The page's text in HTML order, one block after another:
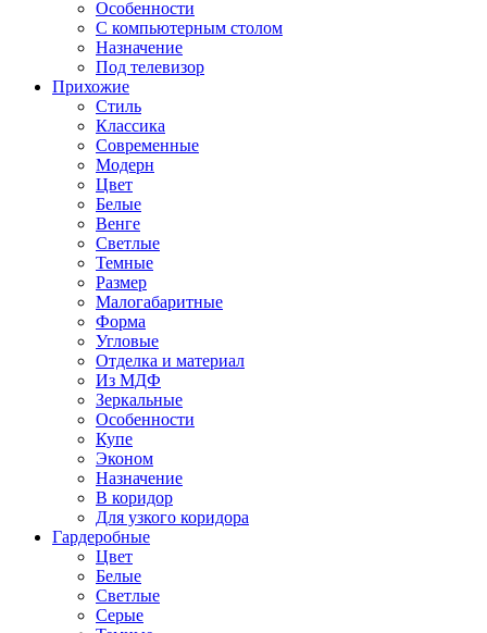
Особенности
С компьютерным столом
Назначение
Под телевизор
Прихожие
Стиль
Классика
Современные
Модерн
Цвет
Белые
Венге
Светлые
Темные
Размер
Малогабаритные
Форма
Угловые
Отделка и материал
Из МДФ
Зеркальные
Особенности
Купе
Эконом
Назначение
В коридор
Для узкого коридора
Гардеробные
Цвет
Белые
Светлые
Серые